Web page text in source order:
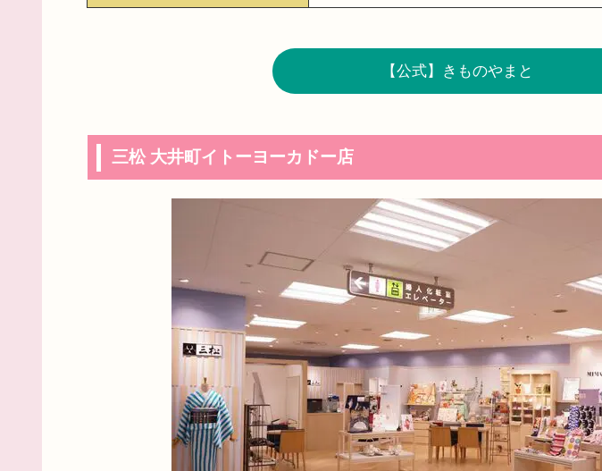
【公式】きものやまと
三松 大井町イトーヨーカドー店